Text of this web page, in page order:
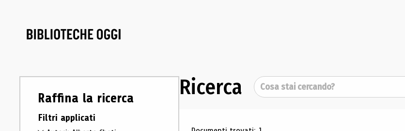
Raffina la ricerca
Filtri applicati
Ricerca Cerca